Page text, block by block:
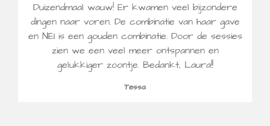
Duizendmaal wauw! Er kwamen veel bijzondere
dingen naar voren. De combinatie van haar gave
en NEI is een gouden combinatie. Door de sessies
zien we een veel meer ontspannen en
gelukkiger zoontje. Bedankt, Laura!!
Tessa